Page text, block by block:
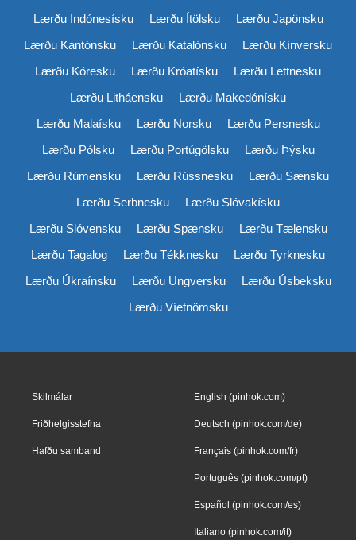
Lærðu Indónesísku
Lærðu Ítölsku
Lærðu Japönsku
Lærðu Kantónsku
Lærðu Katalónsku
Lærðu Kínversku
Lærðu Kóresku
Lærðu Króatísku
Lærðu Lettnesku
Lærðu Litháensku
Lærðu Makedónísku
Lærðu Malaísku
Lærðu Norsku
Lærðu Persnesku
Lærðu Pólsku
Lærðu Portúgölsku
Lærðu Þýsku
Lærðu Rúmensku
Lærðu Rússnesku
Lærðu Sænsku
Lærðu Serbnesku
Lærðu Slóvakísku
Lærðu Slóvensku
Lærðu Spænsku
Lærðu Tælensku
Lærðu Tagalog
Lærðu Tékknesku
Lærðu Tyrknesku
Lærðu Úkraínsku
Lærðu Ungversku
Lærðu Úsbeksku
Lærðu Víetnömsku
Skilmálar
Friðhelgisstefna
Hafðu samband
English (pinhok.com)
Deutsch (pinhok.com/de)
Français (pinhok.com/fr)
Português (pinhok.com/pt)
Español (pinhok.com/es)
Italiano (pinhok.com/it)